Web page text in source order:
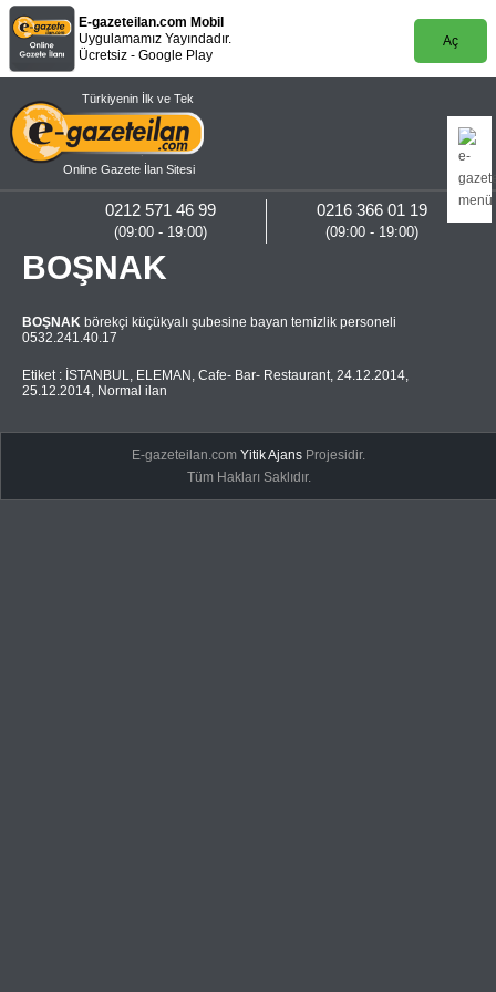
E-gazeteilan.com Mobil
Uygulamamız Yayındadır.
Ücretsiz - Google Play
Aç
Türkiyenin İlk ve Tek
Online Gazete İlan Sitesi
0216 366 01 19
(09:00 - 19:00)
0212 571 46 99
(09:00 - 19:00)
BOŞNAK
BOŞNAK börekçi küçükyalı şubesine bayan temizlik personeli
0532.241.40.17
Etiket : İSTANBUL, ELEMAN , Cafe- Bar- Restaurant, 24.12.2014,
25.12.2014, Normal ilan
E-gazeteilan.comYitik Ajans Projesidir.
Tüm Hakları Saklıdır.